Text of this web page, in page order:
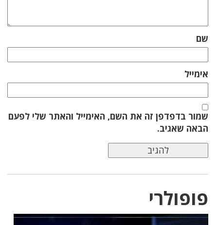
שם
אימייל
שמור בדפדפן זה את השם, האימייל והאתר שלי לפעם
הבאה שאגיב.
פופולרי